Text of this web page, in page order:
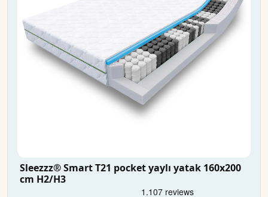
Sleezzz® Smart T21 pocket yaylı yatak 160x200
cm H2/H3